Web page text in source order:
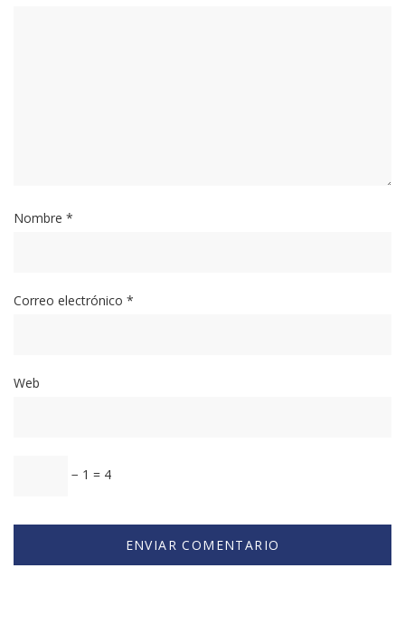
Nombre *
Correo electrónico *
Web
− 1 = 4